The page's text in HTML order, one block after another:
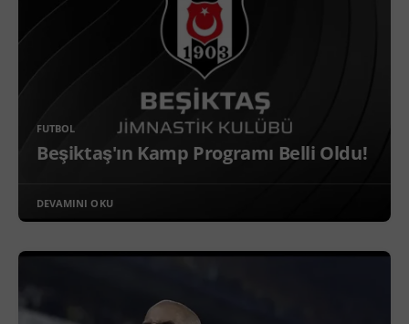
FUTBOL
Beşiktaş'ın Kamp Programı Belli Oldu!
DEVAMINI OKU